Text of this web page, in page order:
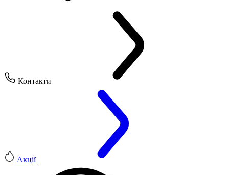
Контакти
Акції